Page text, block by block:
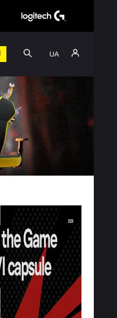
UA